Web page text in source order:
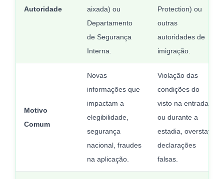
Autoridade
aixada) ou
Departamento
de Segurança
Interna.
Protection) ou
outras
autoridades de
imigração.
Motivo
Comum
Novas
informações que
impactam a
elegibilidade,
segurança
nacional, fraudes
na aplicação.
Violação das
condições do
visto na entrada
ou durante a
estadia, overstay,
declarações
falsas.